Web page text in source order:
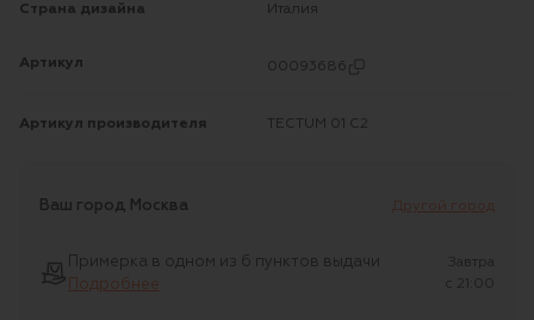
Страна дизайна Италия
Артикул 00093686
Артикул производителя TECTUM 01 C2
Ваш город Москва Другой город
Примерка в одном из 6 пунктов выдачи
Подробнее
Завтра
c 21:00